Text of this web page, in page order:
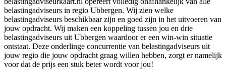
belastingadviseurs in regio Ubbergen. Wij zien welke
belastingadviseurs beschikbaar zijn en goed zijn in het uitvoeren van
jouw opdracht. Wij maken een koppeling tussen jou en drie
belastingadviseurs uit Ubbergen waardoor er een win-win situatie
ontstaat. Deze onderlinge concurrentie van belastingadviseurs uit
jouw regio die jouw opdracht graag willen hebben, zorgt er namelijk
voor dat de prijs een stuk beter wordt voor jou!